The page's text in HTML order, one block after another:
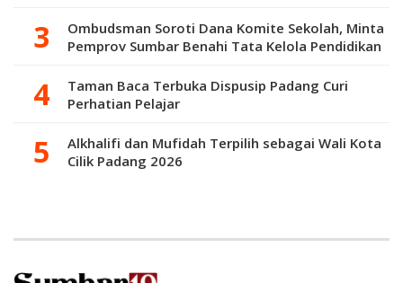
Ombudsman Soroti Dana Komite Sekolah, Minta
Pemprov Sumbar Benahi Tata Kelola Pendidikan
Taman Baca Terbuka Dispusip Padang Curi
Perhatian Pelajar
Alkhalifi dan Mufidah Terpilih sebagai Wali Kota
Cilik Padang 2026